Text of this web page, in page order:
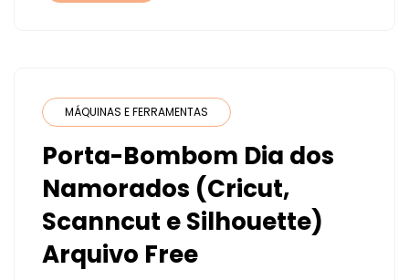
MÁQUINAS E FERRAMENTAS
Porta-Bombom Dia dos
Namorados (Cricut,
Scanncut e Silhouette)
Arquivo Free